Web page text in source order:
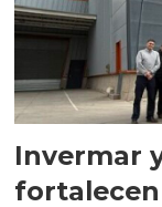
Invermar
fortalecen